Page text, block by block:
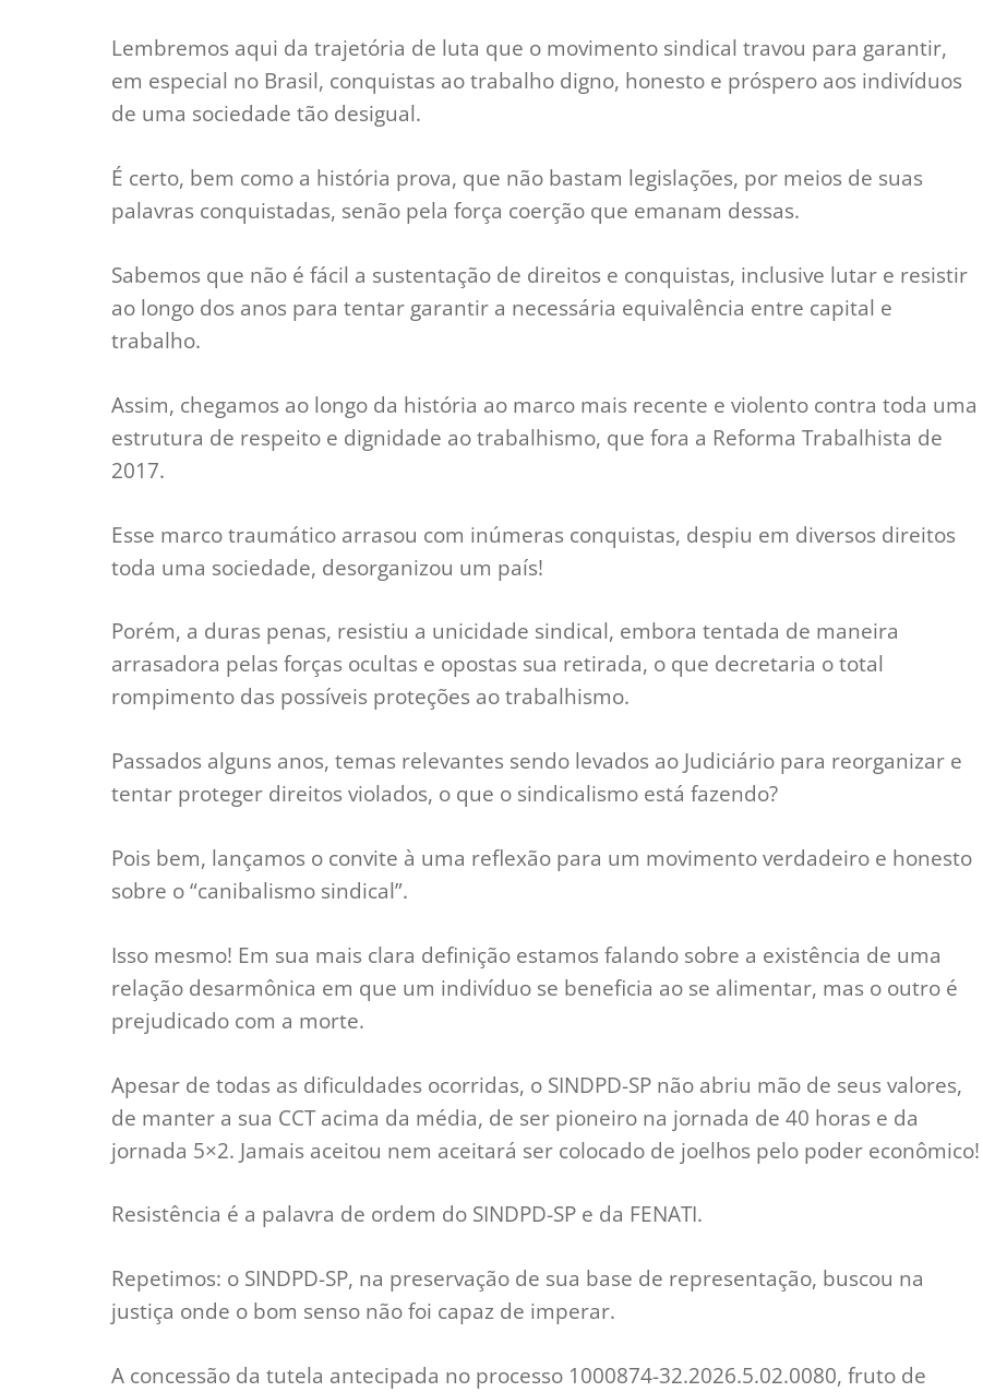
Lembremos aqui da trajetória de luta que o movimento sindical travou para garantir,
em especial no Brasil, conquistas ao trabalho digno, honesto e próspero aos indivíduos
de uma sociedade tão desigual.
É certo, bem como a história prova, que não bastam legislações, por meios de suas
palavras conquistadas, senão pela força coerção que emanam dessas.
Sabemos que não é fácil a sustentação de direitos e conquistas, inclusive lutar e resistir
ao longo dos anos para tentar garantir a necessária equivalência entre capital e
trabalho.
Assim, chegamos ao longo da história ao marco mais recente e violento contra toda uma
estrutura de respeito e dignidade ao trabalhismo, que fora a Reforma Trabalhista de
2017.
Esse marco traumático arrasou com inúmeras conquistas, despiu em diversos direitos
toda uma sociedade, desorganizou um país!
Porém, a duras penas, resistiu a unicidade sindical, embora tentada de maneira
arrasadora pelas forças ocultas e opostas sua retirada, o que decretaria o total
rompimento das possíveis proteções ao trabalhismo.
Passados alguns anos, temas relevantes sendo levados ao Judiciário para reorganizar e
tentar proteger direitos violados, o que o sindicalismo está fazendo?
Pois bem, lançamos o convite à uma reflexão para um movimento verdadeiro e honesto
sobre o “canibalismo sindical”.
Isso mesmo! Em sua mais clara definição estamos falando sobre a existência de uma
relação desarmônica em que um indivíduo se beneficia ao se alimentar, mas o outro é
prejudicado com a morte.
Apesar de todas as dificuldades ocorridas, o SINDPD-SP não abriu mão de seus valores,
de manter a sua CCT acima da média, de ser pioneiro na jornada de 40 horas e da
jornada 5×2. Jamais aceitou nem aceitará ser colocado de joelhos pelo poder econômico!
Resistência é a palavra de ordem do SINDPD-SP e da FENATI.
Repetimos: o SINDPD-SP, na preservação de sua base de representação, buscou na
justiça onde o bom senso não foi capaz de imperar.
A concessão da tutela antecipada no processo 1000874-32.2026.5.02.0080, fruto de